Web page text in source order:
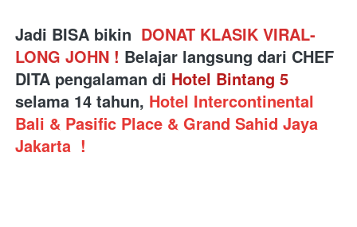
Jadi BISA bikin DONAT KLASIK VIRAL-
LONG JOHN ! Belajar langsung dari CHEF
DITA pengalaman di Hotel Bintang 5
selama 14 tahun, Hotel Intercontinental
Bali & Pasific Place & Grand Sahid Jaya
Jakarta !